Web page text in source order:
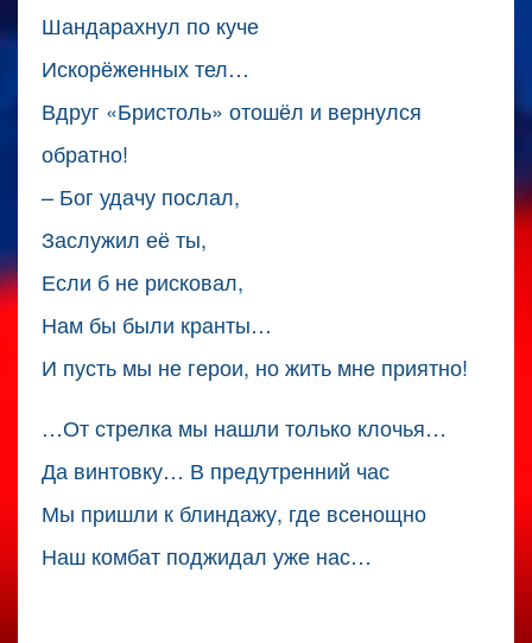
Шандарахнул по куче
Искорёженных тел…
Вдруг «Бристоль» отошёл и вернулся
обратно!
– Бог удачу послал,
Заслужил её ты,
Если б не рисковал,
Нам бы были кранты…
И пусть мы не герои, но жить мне приятно!
…От стрелка мы нашли только клочья…
Да винтовку… В предутренний час
Мы пришли к блиндажу, где всенощно
Наш комбат поджидал уже нас…